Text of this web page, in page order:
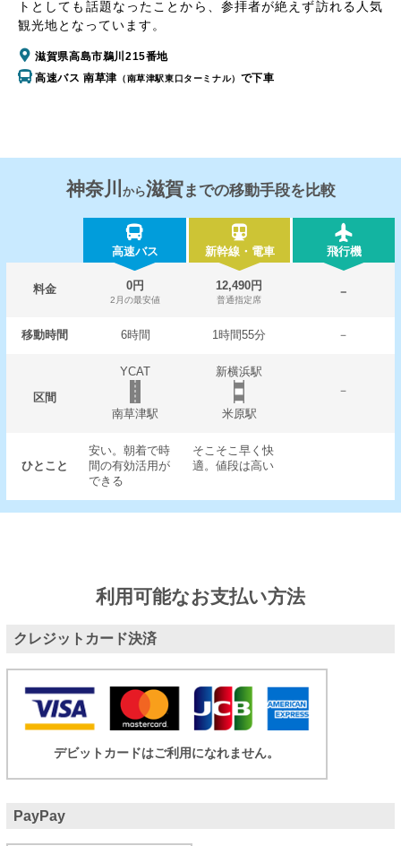
トとしても話題なったことから、参拝者が絶えず訪れる人気
観光地となっています。
滋賀県高島市鵜川215番地
高速バス 南草津 （南草津駅東口ターミナル） で下車
神奈川 から滋賀までの移動手段を比較
高速バス 新幹線・電車 飛行機
料金 0円
2月の最安値
12,490円
普通指定席
－
移動時間 6時間 1時間55分 －
区間
YCAT
新横浜駅
－
南草津駅
米原駅
ひとこと
安い。朝着で時
間の有効活用が
できる
そこそこ早く快
適。値段は高い
利用可能なお支払い方法
クレジットカード決済
デビットカードはご利用になれません。
PayPay